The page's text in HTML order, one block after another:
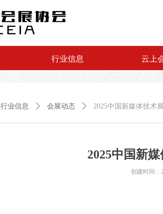
行业信息 云上
2025中国新
行业信息 ꄲ 会展动态 ꄲ 2025中国新媒体技术
创建时间：